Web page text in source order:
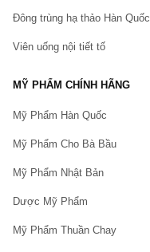
Đông trùng hạ thảo Hàn Quốc
Viên uống nội tiết tố
MỸ PHẨM CHÍNH HÃNG
Mỹ Phẩm Hàn Quốc
Mỹ Phẩm Cho Bà Bầu
Mỹ Phẩm Nhật Bản
Dược Mỹ Phẩm
Mỹ Phẩm Thuần Chay